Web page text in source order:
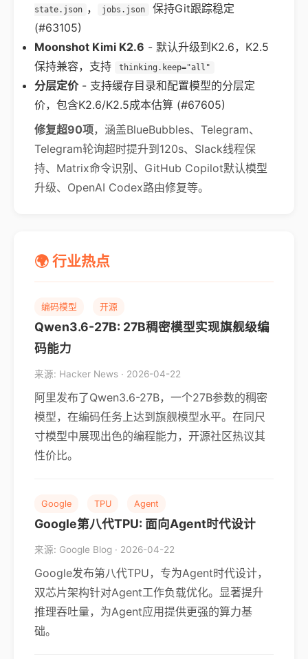
state.json ， jobs.json
保持Git跟踪稳定
(#63105)
Moonshot Kimi K2.6 - 默认升级到K2.6，K2.5
保持兼容，支持
thinking.keep="all"
分层定价- 支持缓存目录和配置模型的分层定
价，包含K2.6/K2.5成本估算 (#67605)
修复超90项，涵盖BlueBubbles、Telegram、
Telegram轮询超时提升到120s、Slack线程保
持、Matrix命令识别、GitHub Copilot默认模型
升级、OpenAI Codex路由修复等。
🌍 行业热点
编码模型 开源
Qwen3.6-27B: 27B稠密模型实现旗舰级编
码能力
来源: Hacker News · 2026-04-22
阿里发布了Qwen3.6-27B，一个27B参数的稠密
模型，在编码任务上达到旗舰模型水平。在同尺
寸模型中展现出色的编程能力，开源社区热议其
性价比。
Google TPU Agent
Google第八代TPU: 面向Agent时代设计
来源: Google Blog · 2026-04-22
Google发布第八代TPU，专为Agent时代设计，
双芯片架构针对Agent工作负载优化。显著提升
推理吞吐量，为Agent应用提供更强的算力基
础。